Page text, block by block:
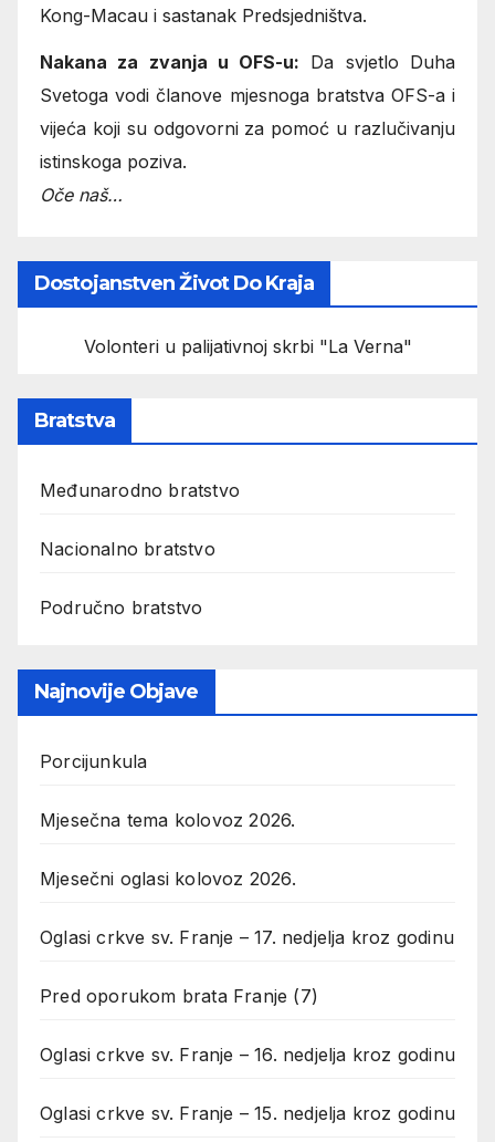
Kong-Macau i sastanak Predsjedništva.
Nakana za zvanja u OFS-u: Da svjetlo Duha
Svetoga vodi članove mjesnoga bratstva OFS-a i
vijeća koji su odgovorni za pomoć u razlučivanju
istinskoga poziva.
Oče naš…
Dostojanstven Život Do Kraja
Volonteri u palijativnoj skrbi "La Verna"
Bratstva
Međunarodno bratstvo
Nacionalno bratstvo
Područno bratstvo
Najnovije Objave
Porcijunkula
Mjesečna tema kolovoz 2026.
Mjesečni oglasi kolovoz 2026.
Oglasi crkve sv. Franje – 17. nedjelja kroz godinu
Pred oporukom brata Franje (7)
Oglasi crkve sv. Franje – 16. nedjelja kroz godinu
Oglasi crkve sv. Franje – 15. nedjelja kroz godinu